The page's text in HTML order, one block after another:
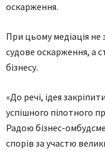
оскарження.
При цьому медіація
судове оскарження, а
бізнесу.
«До речі, ідея
успішного пілотного
Радою бізнес-
спорів за участю